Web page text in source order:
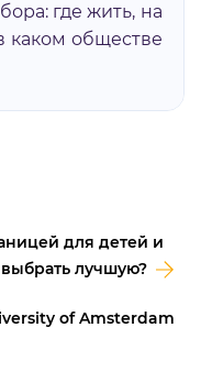
где жить, на
каком обществе
для детей и
лучшую?
of Amsterdam